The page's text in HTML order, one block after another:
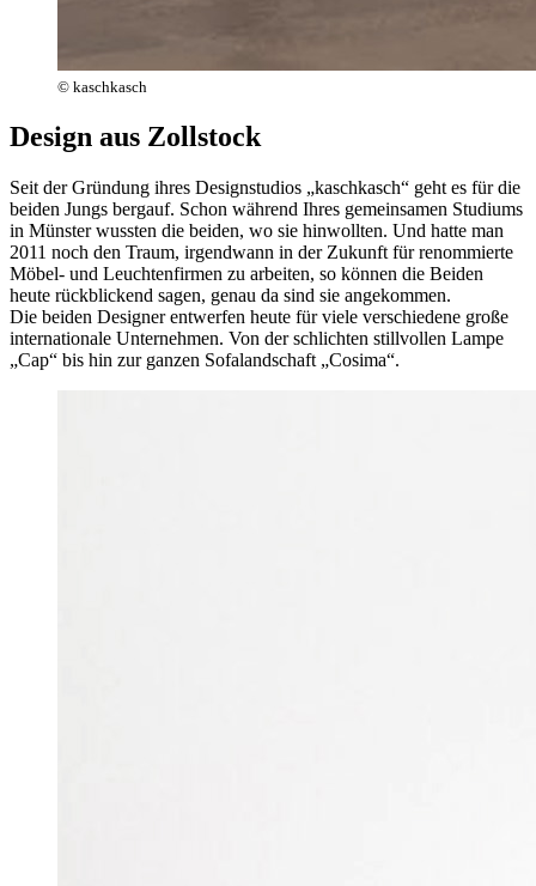
© kaschkasch
Design aus Zollstock
Seit der Gründung ihres Designstudios „kaschkasch“ geht es für die
beiden Jungs bergauf. Schon während Ihres gemeinsamen Studiums
in Münster wussten die beiden, wo sie hinwollten. Und hatte man
2011 noch den Traum, irgendwann in der Zukunft für renommierte
Möbel- und Leuchtenfirmen zu arbeiten, so können die Beiden
heute rückblickend sagen, genau da sind sie angekommen.
Die beiden Designer entwerfen heute für viele verschiedene große
internationale Unternehmen. Von der schlichten stillvollen Lampe
„Cap“ bis hin zur ganzen Sofalandschaft „Cosima“.